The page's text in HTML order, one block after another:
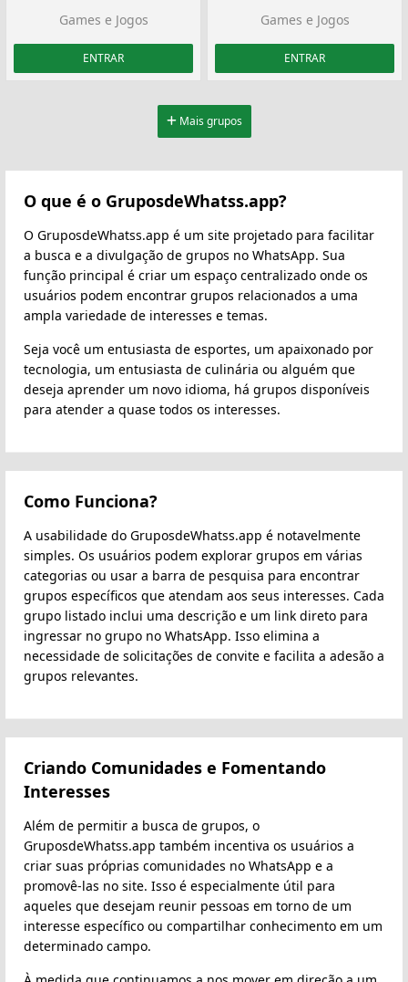
Games e Jogos
ENTRAR
Games e Jogos
ENTRAR
Mais grupos
O que é o GruposdeWhatss.app?
O GruposdeWhatss.app é um site projetado para facilitar
a busca e a divulgação de grupos no WhatsApp. Sua
função principal é criar um espaço centralizado onde os
usuários podem encontrar grupos relacionados a uma
ampla variedade de interesses e temas.
Seja você um entusiasta de esportes, um apaixonado por
tecnologia, um entusiasta de culinária ou alguém que
deseja aprender um novo idioma, há grupos disponíveis
para atender a quase todos os interesses.
Como Funciona?
A usabilidade do GruposdeWhatss.app é notavelmente
simples. Os usuários podem explorar grupos em várias
categorias ou usar a barra de pesquisa para encontrar
grupos específicos que atendam aos seus interesses. Cada
grupo listado inclui uma descrição e um link direto para
ingressar no grupo no WhatsApp. Isso elimina a
necessidade de solicitações de convite e facilita a adesão a
grupos relevantes.
Criando Comunidades e Fomentando
Interesses
Além de permitir a busca de grupos, o
GruposdeWhatss.app também incentiva os usuários a
criar suas próprias comunidades no WhatsApp e a
promovê-las no site. Isso é especialmente útil para
aqueles que desejam reunir pessoas em torno de um
interesse específico ou compartilhar conhecimento em um
determinado campo.